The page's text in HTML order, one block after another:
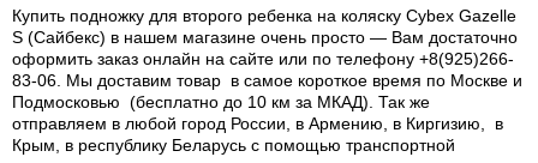
Купить подножку для второго ребенка на коляску Cybex Gazelle
S (Сайбекс) в нашем магазине очень просто — Вам достаточно
оформить заказ онлайн на сайте или по телефону +8(925)266-
83-06. Мы доставим товар в самое короткое время по Москве и
Подмосковью (бесплатно до 10 км за МКАД). Так же
отправляем в любой город России, в Армению, в Киргизию, в
Крым, в республику Беларусь с помощью транспортной